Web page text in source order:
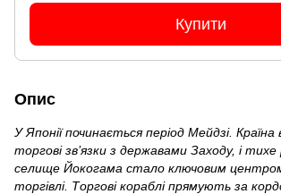
Купити
Опис
У Японії починається період Мейдзі. Країна
торгові зв’язки з державами Заходу, і тихе
селище Йокогама стало ключовим центром
торгівлі. Торгові кораблі прямують за